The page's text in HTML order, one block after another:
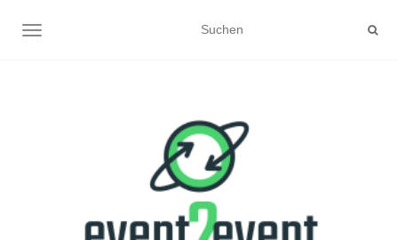
NAVIGATION UMSCHALTEN